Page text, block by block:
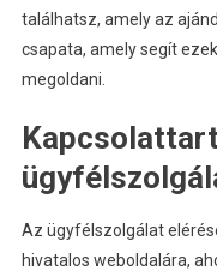
találhatsz, amely az
csapata, amely segít
megoldani.
Az ügyfélszolgálat
hivatalos weboldalára,